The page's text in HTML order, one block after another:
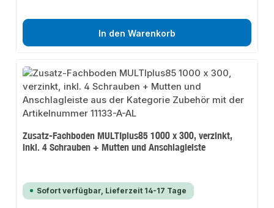
In den Warenkorb
Zusatz-Fachboden MULTIplus85 1000 x 300, verzinkt,
inkl. 4 Schrauben + Mutten und Anschlagleiste
Sofort verfügbar, Lieferzeit 14-17 Tage